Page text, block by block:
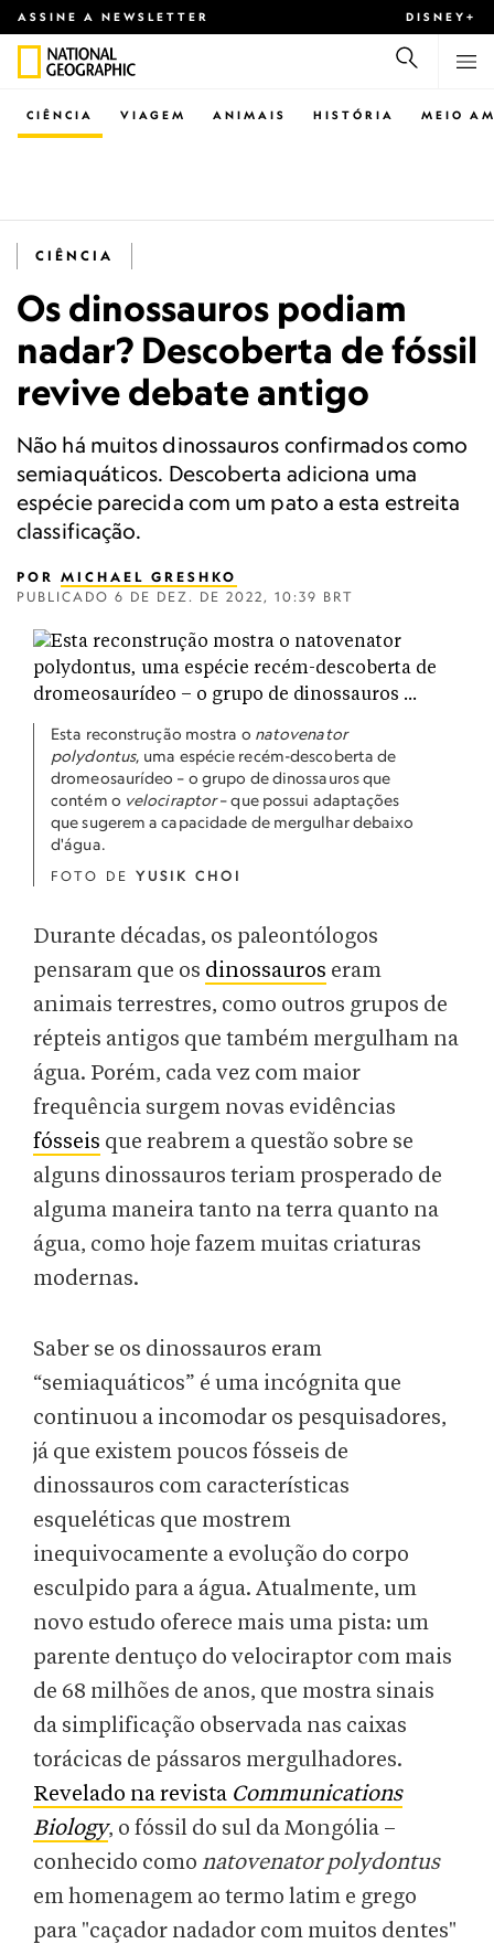
ASSINE A NEWSLETTER DISNEY+
CIÊNCIA VIAGEM ANIMAIS HISTÓRIA MEIO
CIÊNCIA
Os dinossauros podiam
nadar? Descoberta de fóssil
revive debate antigo
Não há muitos dinossauros confirmados como
semiaquáticos. Descoberta adiciona uma
espécie parecida com um pato a esta estreita
classificação.
POR MICHAEL GRESHKO
PUBLICADO 6 DE DEZ. DE 2022, 10:39 BRT
Esta reconstrução mostra o natovenator
polydontus, uma espécie recém-descoberta de
dromeosaurídeo – o grupo de dinossauros que
contém o velociraptor– que possui adaptações
que sugerem a capacidade de mergulhar debaixo
d'água.
FOTO DE YUSIK CHOI
Durante décadas, os paleontólogos
pensaram que os dinossauros eram
animais terrestres, como outros grupos de
répteis antigos que também mergulham na
água. Porém, cada vez com maior
frequência surgem novas evidências
fósseis que reabrem a questão sobre se
alguns dinossauros teriam prosperado de
alguma maneira tanto na terra quanto na
água, como hoje fazem muitas criaturas
modernas.
Saber se os dinossauros eram
“semiaquáticos” é uma incógnita que
continuou a incomodar os pesquisadores,
já que existem poucos fósseis de
dinossauros com características
esqueléticas que mostrem
inequivocamente a evolução do corpo
esculpido para a água. Atualmente, um
novo estudo oferece mais uma pista: um
parente dentuço do velociraptor com mais
de 68 milhões de anos, que mostra sinais
da simplificação observada nas caixas
torácicas de pássaros mergulhadores.
Revelado na revista Communications
Biology, o fóssil do sul da Mongólia –
conhecido como natovenator polydontus
em homenagem ao termo latim e grego
para "caçador nadador com muitos dentes"